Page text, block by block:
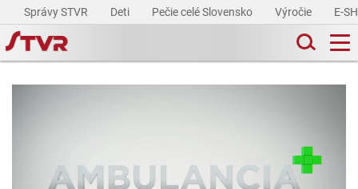
Správy STVR Deti Pečie celé Slovensko Výročie E-